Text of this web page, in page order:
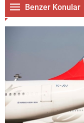
Benzer Konular